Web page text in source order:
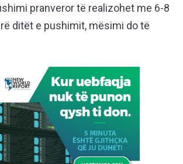
pranveror të realizohet me 6-8
ditët e pushimit, mësimi do të